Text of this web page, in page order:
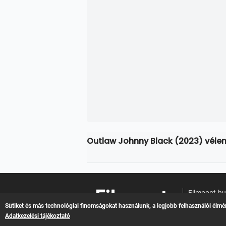
Outlaw Johnny Black (2023)
Filmpont.hu
Online
Sütiket és más technológiai finomságokat használunk, a legjobb felhasználói
Adatkezelési tájékoztató